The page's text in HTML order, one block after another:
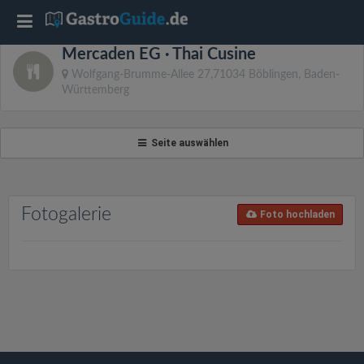
Mercaden EG · Thai Cusine
Wolfgang-Brumme-Allee 27,71034 Böblingen, Baden-
Württemberg
Seite auswählen
Fotogalerie Foto hochladen
T
o